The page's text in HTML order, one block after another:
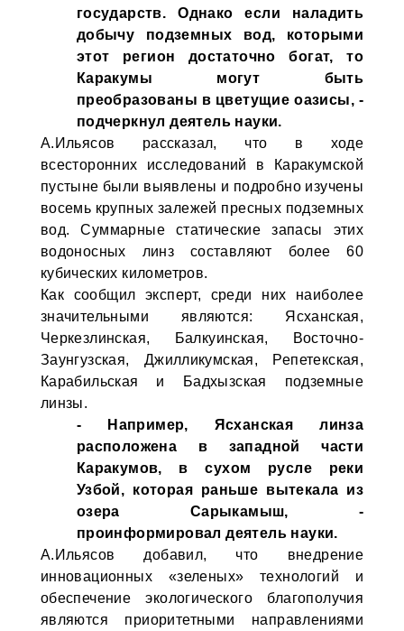
государств. Однако если наладить
добычу подземных вод, которыми
этот регион достаточно богат, то
Каракумы могут быть
преобразованы в цветущие оазисы, -
подчеркнул деятель науки.
А.Ильясов рассказал, что в ходе
всесторонних исследований в Каракумской
пустыне были выявлены и подробно изучены
восемь крупных залежей пресных подземных
вод. Суммарные статические запасы этих
водоносных линз составляют более 60
кубических километров.
Как сообщил эксперт, среди них наиболее
значительными являются: Ясханская,
Черкезлинская, Балкуинская, Восточно-
Заунгузская, Джилликумская, Репетекская,
Карабильская и Бадхызская подземные
линзы.
- Например, Ясханская линза
расположена в западной части
Каракумов, в сухом русле реки
Узбой, которая раньше вытекала из
озера Сарыкамыш, -
проинформировал деятель науки.
А.Ильясов добавил, что внедрение
инновационных «зеленых» технологий и
обеспечение экологического благополучия
являются приоритетными направлениями